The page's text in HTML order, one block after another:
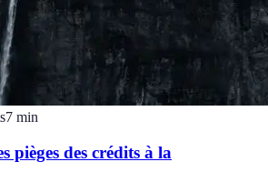
7 min
pièges des crédits à la